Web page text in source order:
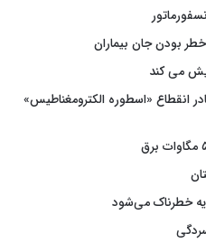
بودن جان بیماران
می کند
انقطاع «اسطوره الکترومغناطیس»
خطرناک می‌شود